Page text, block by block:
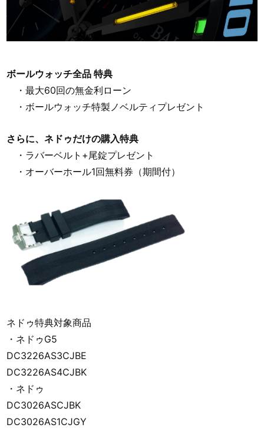
ボールウォッチ全品 特典
・最大60回の無金利ローン
・ボールウォッチ特製ノベルティプレゼント
さらに、ネドゥだけの購入特典
・ラバーベルト+尾錠プレゼント
・オーバーホール1回無料券（期間付）
ネドゥ特典対象商品
・ネドゥG5
DC3226AS3CJBE
DC3226AS4CJBK
・ネドゥ
DC3026ASCJBK
DC3026AS1CJGY